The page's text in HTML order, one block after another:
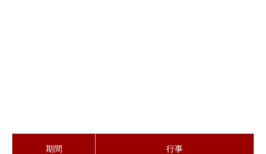
期間 行事